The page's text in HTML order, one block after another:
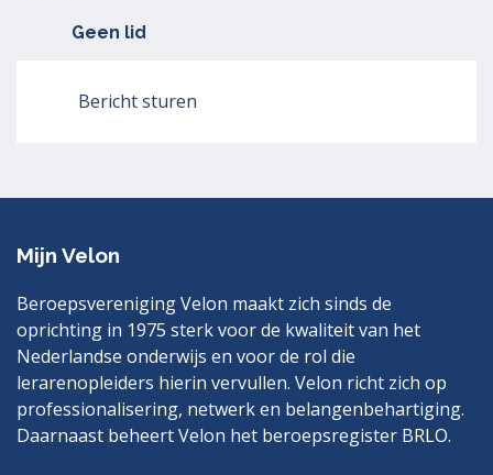
Geen lid
Bericht sturen
Mijn Velon
Beroepsvereniging Velon maakt zich sinds de
oprichting in 1975 sterk voor de kwaliteit van het
Nederlandse onderwijs en voor de rol die
lerarenopleiders hierin vervullen. Velon richt zich op
professionalisering, netwerk en belangenbehartiging.
Daarnaast beheert Velon het beroepsregister BRLO.